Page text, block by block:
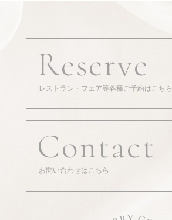
Reserve
レストラン・フェア等各種ご予約はこちら
Contact
お問い合わせはこちら